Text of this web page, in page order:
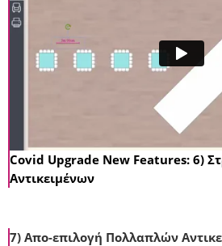
Covid Upgrade New Features: 6)
Αντικειμένων
7) Aπο-επιλογή Πολλαπλών